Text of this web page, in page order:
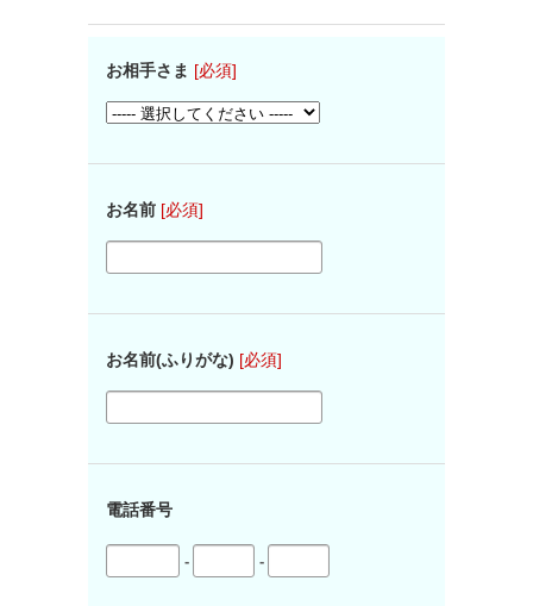
お相手さま [必須]
お名前 [必須]
お名前(ふりがな) [必須]
電話番号
- -